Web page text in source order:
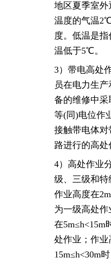
地区夏季室
温度的气温
度。低温是
温低于5℃。
3）带电高处
员在电力生
备的维修中
等(同)电位作
接触带电体
路进行的高处
4）高处作业
级、三级和特
作业高度在
为一级高处
在5m≤h<15m
处作业；作业
15m≤h<30m